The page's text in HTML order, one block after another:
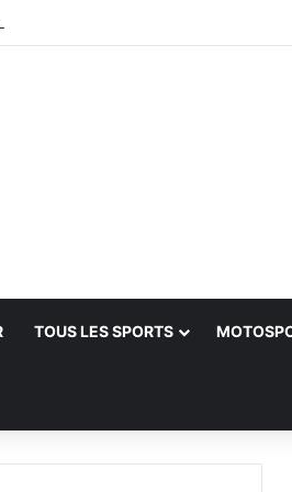
Touahria et Ghezali en finale
TOUS LES SPORTS